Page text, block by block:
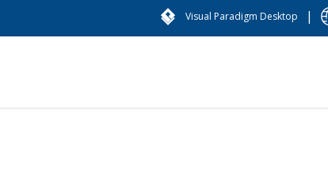
Visual Paradigm Desktop |